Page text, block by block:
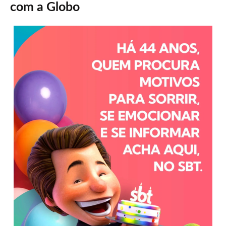
com a Globo